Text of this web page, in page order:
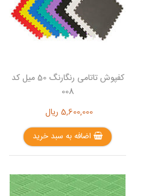
کفپوش تاتامی رنگارنگ 50 میل کد
008
5,600,000 ریال
اضافه به سبد خرید